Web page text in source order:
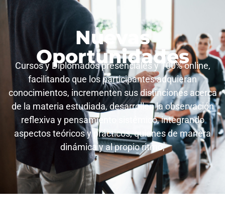
Nuevas
Oportunidades
Cursos y Diplomados presenciales y 100% online,
facilitando que los participantes adquieran
conocimientos, incrementen sus distinciones acerca
de la materia estudiada, desarrollen la observación
reflexiva y pensamiento sistémico, integrando
aspectos teóricos y prácticos, quienes de manera
dinámica y al propio ritmo,